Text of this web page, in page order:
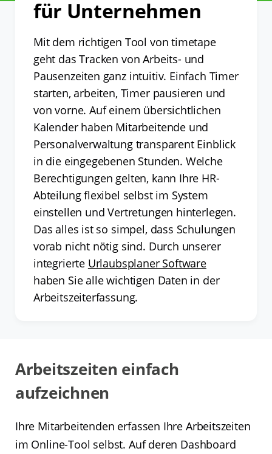
für Unternehmen
Mit dem richtigen Tool von timetape
geht das Tracken von Arbeits- und
Pausenzeiten ganz intuitiv. Einfach Timer
starten, arbeiten, Timer pausieren und
von vorne. Auf einem übersichtlichen
Kalender haben Mitarbeitende und
Personalverwaltung transparent Einblick
in die eingegebenen Stunden. Welche
Berechtigungen gelten, kann Ihre HR-
Abteilung flexibel selbst im System
einstellen und Vertretungen hinterlegen.
Das alles ist so simpel, dass Schulungen
vorab nicht nötig sind. Durch unserer
integrierte Urlaubsplaner Software
haben Sie alle wichtigen Daten in der
Arbeitszeiterfassung.
Arbeitszeiten einfach
aufzeichnen
Ihre Mitarbeitenden erfassen Ihre Arbeitszeiten
im Online-Tool selbst. Auf deren Dashboard